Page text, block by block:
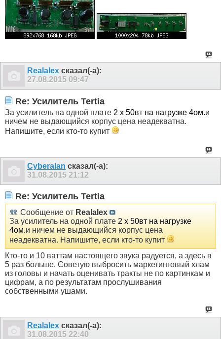
Realalex сказал(-а):
27.08.2015 09:47
Re: Усилитель Tertia
За усилитель на одной плате 2 х 50вт на нагрузке 4ом.и
ничем не выдающийся корпус цена неадекватна.
Напишите, если кто-то купит
Cyberalan сказал(-а):
31.08.2015 21:12
Re: Усилитель Tertia
Сообщение от Realalex
За усилитель на одной плате 2 х 50вт на нагрузке
4ом.и ничем не выдающийся корпус цена
неадекватна. Напишите, если кто-то купит
Кто-то и 10 ваттам настоящего звука радуется, а здесь в
5 раз больше. Советую выбросить маркетинговый хлам
из головы и начать оценивать тракты не по картинкам и
цифрам, а по результатам прослушивания
собственными ушами.
Realalex сказал(-а):
31.08.2015 22:40